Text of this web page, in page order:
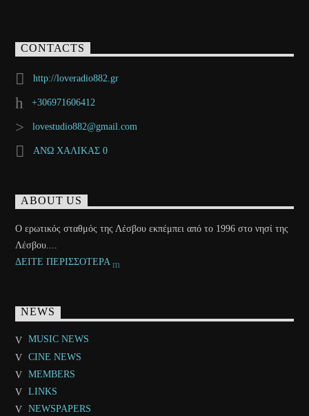
CONTACTS
http://loveradio882.gr
+306971606412
lovestudio882@gmail.com
ΑΝΩ ΧΑΛΙΚΑΣ 0
ABOUT US
Ο ερωτικός σταθμός της Λέσβου εκπέμπει από το 1996 στο νησί της
Λέσβου....
ΔΕΙΤΕ ΠΕΡΙΣΣΟΤΕΡΑ
NEWS
MUSIC NEWS
CINE NEWS
MEMBERS
LINKS
NEWSPAPERS